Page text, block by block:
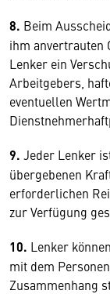
8. Beim
ihm anvertrauten
Lenker ein
Arbeitgebers,
eventuellen
9. Jeder Lenker
übergebenen
erforderlichen
zur Verfügung
10. Lenker
mit dem
Zusammenhang